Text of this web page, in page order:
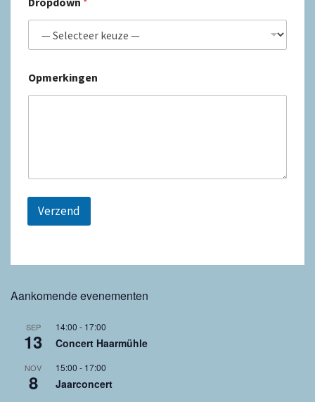
Opmerkingen
Verzend
Aankomende evenementen
SEP
13
14:00 - 17:00
Concert Haarmühle
NOV
8
15:00 - 17:00
Jaarconcert